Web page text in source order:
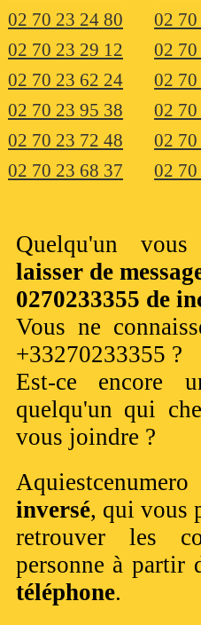
02 70 23 24 80
02 70
02 70 23 29 12
02
02 70 23 62 24
02
02 70 23 95 38
02
02 70 23 72 48
02
02 70 23 68 37
02
Quelqu'un vous
laisser de
0270233355 de
Vous ne
+33270233355 ?
Est-ce encore
quelqu'un qui
vous joindre ?
inversé, qui vous
retrouver les
personne à partir
téléphone.